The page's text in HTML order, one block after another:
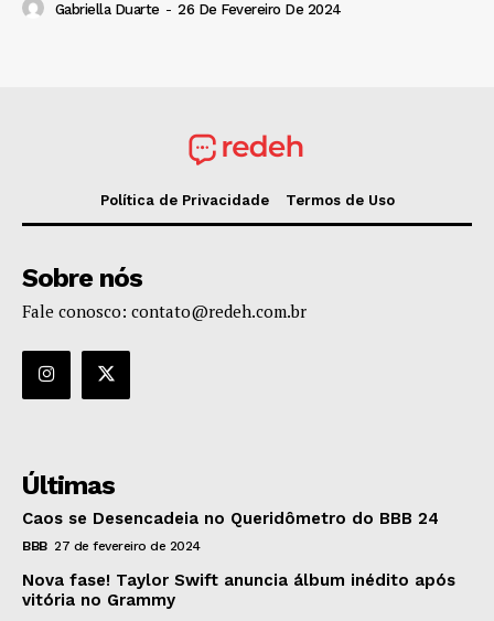
Gabriella Duarte - 26 De Fevereiro De 2024
Política de Privacidade Termos de Uso
Sobre nós
Fale conosco: contato@redeh.com.br
Últimas
Caos se Desencadeia no Queridômetro do BBB 24
BBB 27 de fevereiro de 2024
Nova fase! Taylor Swift anuncia álbum inédito após
vitória no Grammy